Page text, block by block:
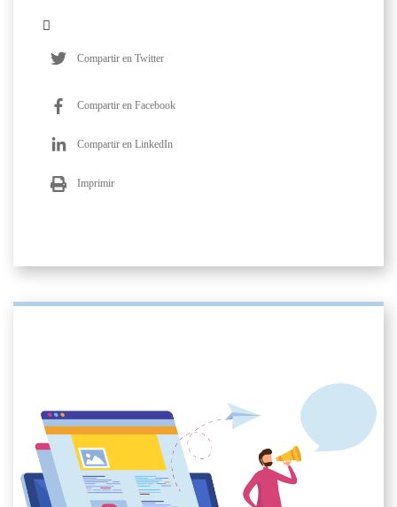
Compartir en Twitter
Compartir en Facebook
Compartir en LinkedIn
Imprimir